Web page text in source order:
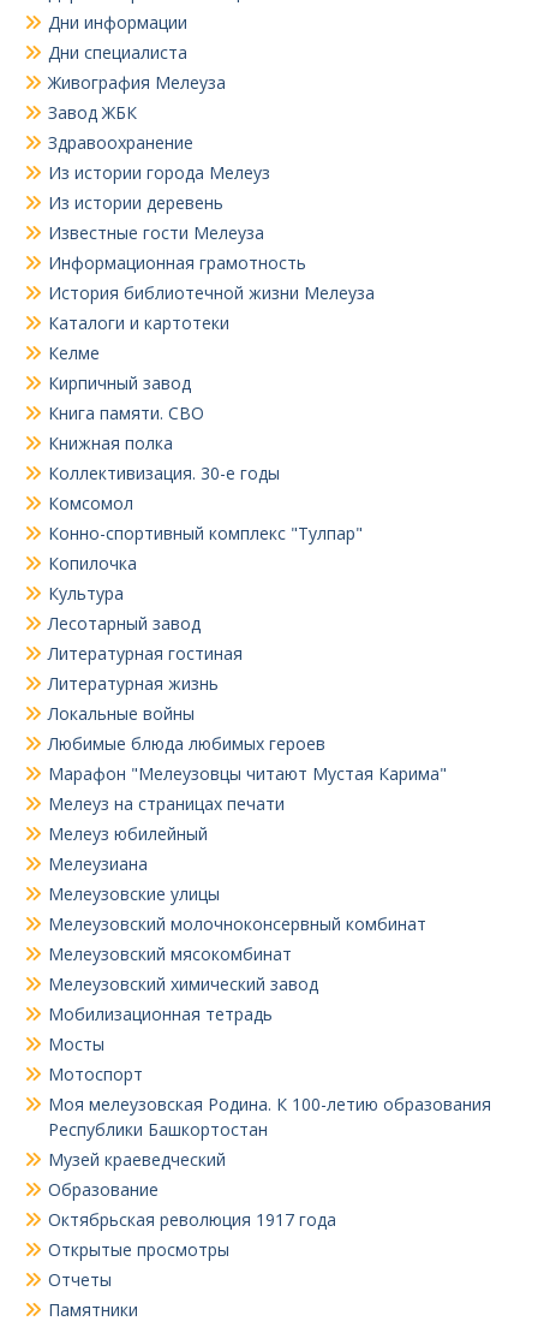
Дни информации
Дни специалиста
Живография Мелеуза
Завод ЖБК
Здравоохранение
Из истории города Мелеуз
Из истории деревень
Известные гости Мелеуза
Информационная грамотность
История библиотечной жизни Мелеуза
Каталоги и картотеки
Келме
Кирпичный завод
Книга памяти. СВО
Книжная полка
Коллективизация. 30-е годы
Комсомол
Конно-спортивный комплекс "Тулпар"
Копилочка
Культура
Лесотарный завод
Литературная гостиная
Литературная жизнь
Локальные войны
Любимые блюда любимых героев
Марафон "Мелеузовцы читают Мустая Карима"
Мелеуз на страницах печати
Мелеуз юбилейный
Мелеузиана
Мелеузовские улицы
Мелеузовский молочноконсервный комбинат
Мелеузовский мясокомбинат
Мелеузовский химический завод
Мобилизационная тетрадь
Мосты
Мотоспорт
Моя мелеузовская Родина. К 100-летию образования
Республики Башкортостан
Музей краеведческий
Образование
Октябрьская революция 1917 года
Открытые просмотры
Отчеты
Памятники